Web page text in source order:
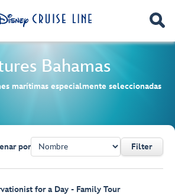
Bahamas
marítimas especialmente seleccionadas
por Filter
for a Day - Family Tour